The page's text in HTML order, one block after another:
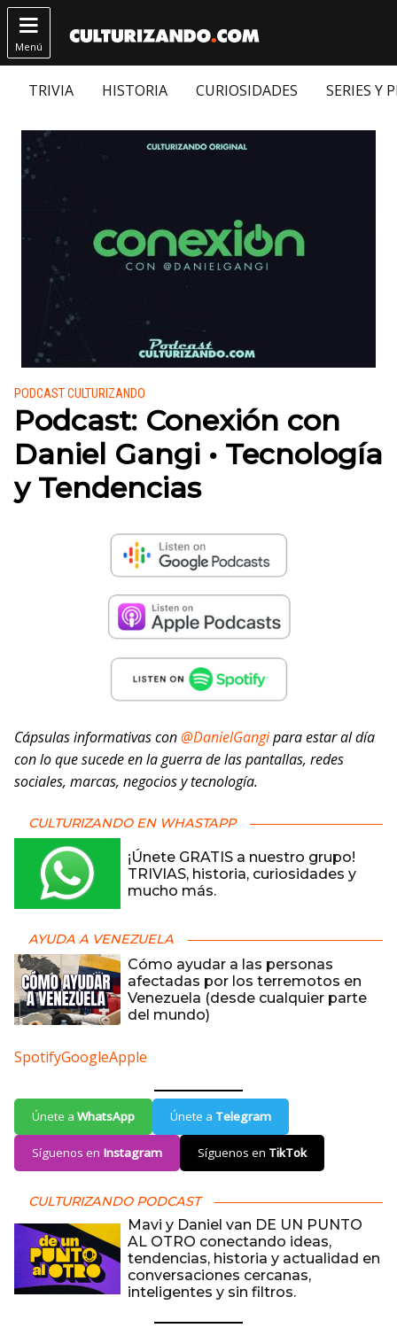

Menú
TRIVIA HISTORIA CURIOSIDADES SERIES Y
Publicado en:
PODCAST CULTURIZANDO
Podcast: Conexión con
Daniel Gangi • Tecnología
y Tendencias
Cápsulas informativas con@DanielGangipara estar al día
con lo que sucede en la guerra de las pantallas, redes
sociales, marcas, negocios y tecnología.
CULTURIZANDO EN WHASTAPP
¡Únete GRATIS a nuestro grupo!
TRIVIAS, historia, curiosidades y
mucho más.
AYUDA A VENEZUELA
Cómo ayudar a las personas
afectadas por los terremotos en
Venezuela (desde cualquier parte
del mundo)
SpotifyGoogleApple
Únete a WhatsApp Únete a Telegram
Síguenos en Instagram Síguenos en TikTok
CULTURIZANDO PODCAST
Mavi y Daniel van DE UN PUNTO
AL OTRO conectando ideas,
tendencias, historia y actualidad en
conversaciones cercanas,
inteligentes y sin filtros.